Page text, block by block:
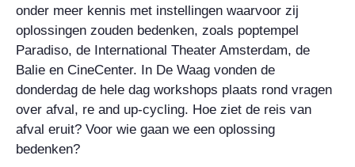
onder meer kennis met instellingen waarvoor zij
oplossingen zouden bedenken, zoals poptempel
Paradiso, de International Theater Amsterdam, de
Balie en CineCenter. In De Waag vonden de
donderdag de hele dag workshops plaats rond vragen
over afval, re and up-cycling. Hoe ziet de reis van
afval eruit? Voor wie gaan we een oplossing
bedenken?